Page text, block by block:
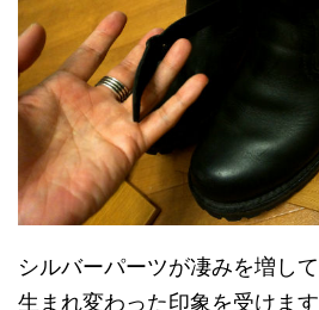
シルバーパーツが凄みを増し
生まれ変わった印象を受けます